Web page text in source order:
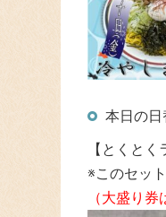
本日の日
【とくと
※このセッ
（大盛り